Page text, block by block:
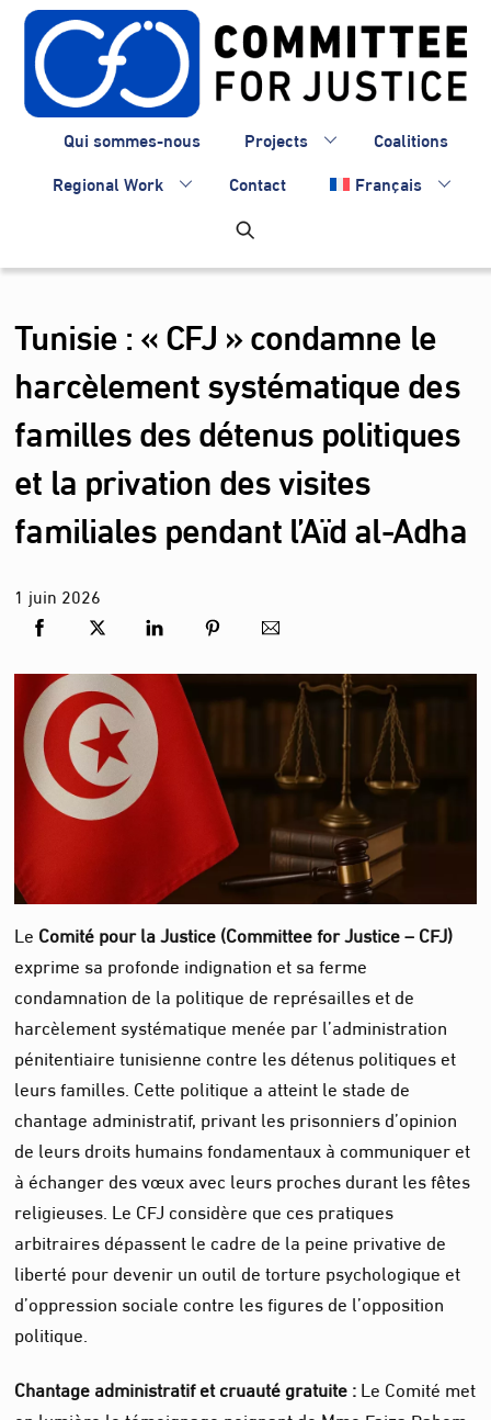
Skip
content
Qui sommes-nous Projects
Coalitions
Regional Work
Contact Français
Tunisie : « CFJ » condamne le
harcèlement systématique des
familles des détenus politiques
et la privation des visites
familiales pendant l’Aïd al-Adha
1 juin 2026
LeComité pour la Justice (Committee for Justice – CFJ)
exprime sa profonde indignation et sa ferme
condamnation de la politique de représailles et de
harcèlement systématique menée par l’administration
pénitentiaire tunisienne contre les détenus politiques et
leurs familles. Cette politique a atteint le stade de
chantage administratif, privant les prisonniers d’opinion
de leurs droits humains fondamentaux à communiquer et
à échanger des vœux avec leurs proches durant les fêtes
religieuses. Le CFJ considère que ces pratiques
arbitraires dépassent le cadre de la peine privative de
liberté pour devenir un outil de torture psychologique et
d’oppression sociale contre les figures de l’opposition
politique.
Chantage administratif et cruauté gratuite :Le Comité met